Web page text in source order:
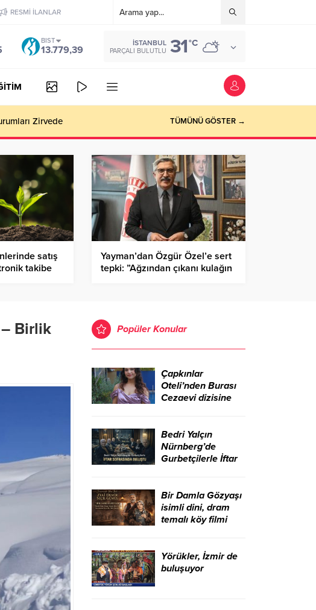
RESMİ İLANLAR
BIST
13.779,39
İSTANBUL
PARÇALI BULUTLU 31°C
Zirvede TÜMÜNÜ GÖSTER →
satış
takibe
Yayman’dan Özgür Özel’e sert
tepki: ”Ağzından çıkanı kulağın
– Birlik
Popüler Konular
Çapkınlar
Oteli’nden Burası
Cezaevi dizisine
Bedri Yalçın
Nürnberg’de
Gurbetçilerle İftar
Bir Damla Gözyaşı
isimli dini, dram
temalı köy filmi
Yörükler, İzmir de
buluşuyor